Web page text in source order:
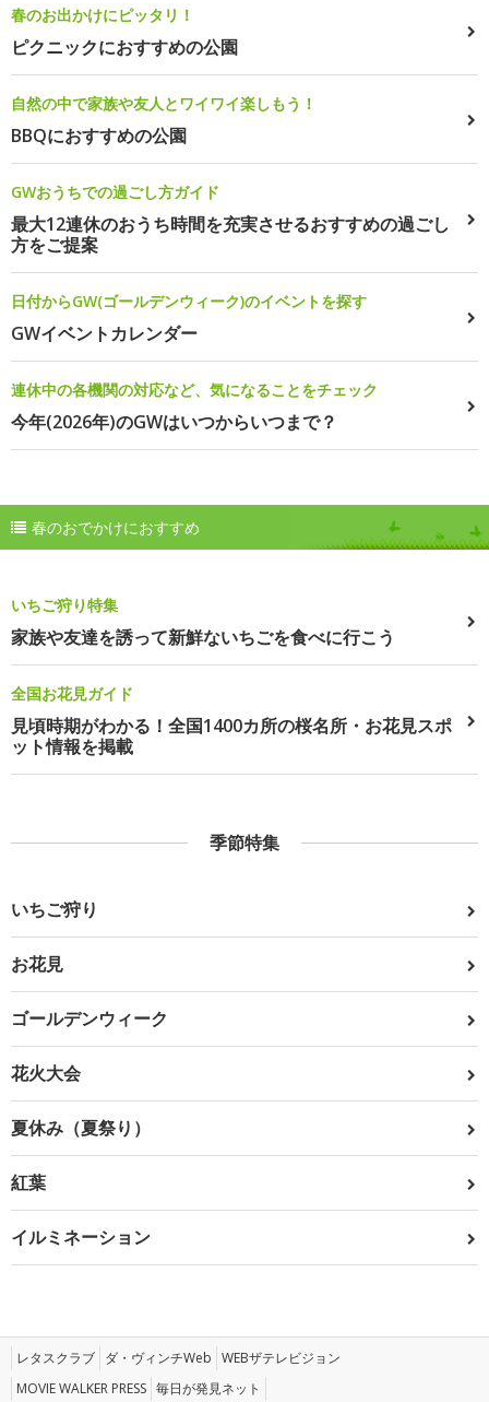
春のお出かけにピッタリ！
ピクニックにおすすめの公園
自然の中で家族や友人とワイワイ楽しもう！
BBQにおすすめの公園
GWおうちでの過ごし方ガイド
最大12連休のおうち時間を充実させるおすすめの過ごし
方をご提案
日付からGW(ゴールデンウィーク)のイベントを探す
GWイベントカレンダー
連休中の各機関の対応など、気になることをチェック
今年(2026年)のGWはいつからいつまで？
春のおでかけにおすすめ
いちご狩り特集
家族や友達を誘って新鮮ないちごを食べに行こう
全国お花見ガイド
見頃時期がわかる！全国1400カ所の桜名所・お花見スポ
ット情報を掲載
季節特集
いちご狩り
お花見
ゴールデンウィーク
花火大会
夏休み（夏祭り）
紅葉
イルミネーション
レタスクラブ ダ・ヴィンチWeb WEBザテレビジョン
MOVIE WALKER PRESS 毎日が発見ネット